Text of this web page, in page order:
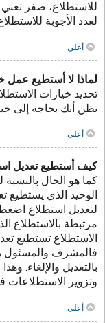
للاستطلاع، صفر
لعدد الأجوبة
أعلى
لماذا لا أستطيع عمل
تحديد خيارات
تظن أنك بحاجة إلى
أعلى
كيف أستطيع تعديل
كما هو الحال
الوحيد الذي يستطيع
لتعديل استطلاع
مرتبطة
الاستطلاع تستطيع
فالمشرف والمسئول
بالتعديل والإلغاء.
وتزوير
أعلى